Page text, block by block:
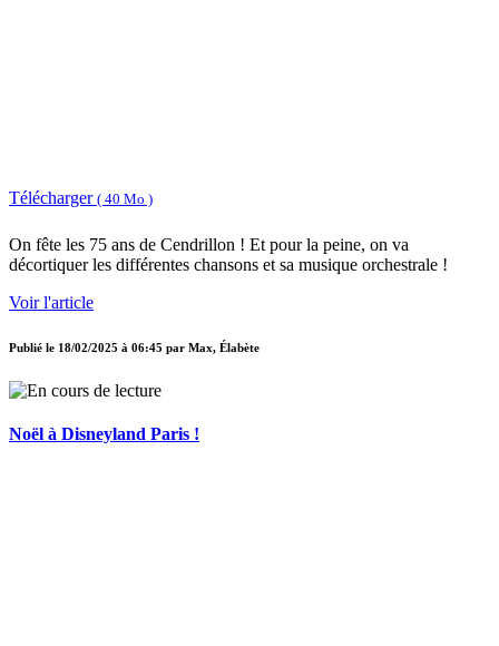
Télécharger ( 40 Mo )
On fête les 75 ans de Cendrillon ! Et pour la peine, on va
décortiquer les différentes chansons et sa musique orchestrale !
Voir l'article
Publié le 18/02/2025 à 06:45 par Max, Élabète
Noël à Disneyland Paris !